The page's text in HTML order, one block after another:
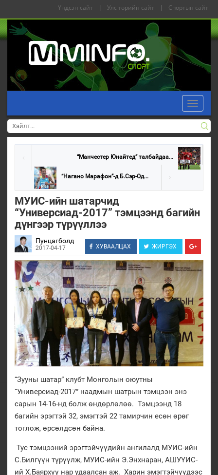
Үндсэн сайт | Улс төрийн сайт | Спортын сайт
Toggle
“Манчестер Юнайтед” талбайдаа...
“Нагано Марафон”-д Б.Сэр-Од...
МУИС-ийн шатарчид
“Универсиад-2017” тэмцээнд багийн
дүнгээр түрүүллээ
Пунцагболд
2017-04-17 ХУВААЛЦАХ ЖИРГЭХ
“Зууны шатар” клубт Монголын оюутны
“Универсиад-2017” наадмын шатрын тэмцээн энэ
сарын 14-16-нд болж өндөрлөлөө. Тэмцээнд 18
багийн эрэгтэй 32, эмэгтэй 22 тамирчин есөн өрөг
тоглож, өрсөлдсөн байна.
Тус тэмцээний эрэгтэйчүүдийн ангилалд МУИС-ийн
С.Билгүүн түрүүлж, МУИС-ийн Э.Энхнаран, АШУҮИС-
ий Х.Баярхүү нар удаалсан аж. Харин эмэгтэйчүүдээс